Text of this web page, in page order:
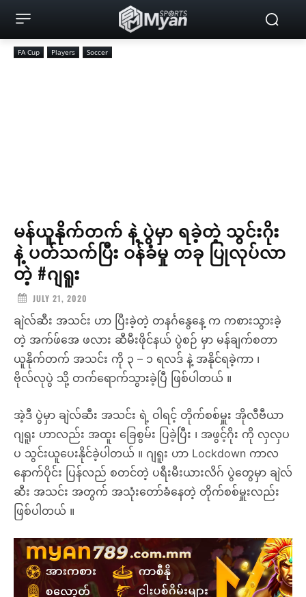
FA Cup Players Soccer
မန်ယူနိုက်တက် နဲ့ ပွဲမှာ ရခဲ့တဲ့ သွင်းဂိုး
နဲ့ ပတ်သက်ပြီး ဝန်ခံမှု တခု ပြုလုပ်လာ
တဲ့ #ဂျရူး
JULY 21, 2020
ချဲလ်ဆီး အသင်း ဟာ ပြီးခဲ့တဲ့ တနင်္ဂနွေနေ့ က ကစားသွားခဲ့
တဲ့ အက်ဖ်အေ ဖလား ဆီမီးဖိုင်နယ် ပွဲစဉ် မှာ မန်ချက်စတာ
ယူနိုက်တက် အသင်း ကို ၃ – ၁ ရလဒ် နဲ့ အနိုင်ရခဲ့ကာ ၊
ဗိုလ်လုပွဲ သို့ တက်ရောက်သွားခဲ့ပြီ ဖြစ်ပါတယ် ။
အဲ့ဒီ ပွဲမှာ ချဲလ်ဆီး အသင်း ရဲ့ ဝါရင့် တိုက်စစ်မှူး အိုလီဗီယာ
ဂျရူး ဟာလည်း အထူး ခြေစွမ်း ပြခဲ့ပြီး ၊ အဖွင့်ဂိုး ကို လှလှပ
ပ သွင်းယူပေးနိုင်ခဲ့ပါတယ် ။ ဂျရူး ဟာ Lockdown ကာလ
နောက်ပိုင်း ပြန်လည် စတင်တဲ့ ပရီးမီးယားလိဂ် ပွဲတွေမှာ ချဲလ်
ဆီး အသင်း အတွက် အသုံးတော်ခံနေတဲ့ တိုက်စစ်မှူးလည်း
ဖြစ်ပါတယ် ။